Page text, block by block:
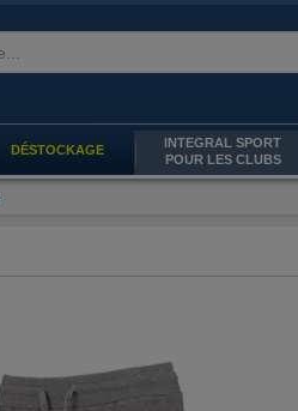
DÉSTOCKAGE
INTEGRAL SPORT
POUR LES CLUBS